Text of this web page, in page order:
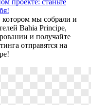
мы собрали и
Bahia Principe,
и получайте
отправятся на